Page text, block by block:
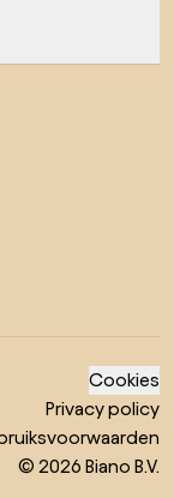
Cookies
Privacy policy
© 2026 Biano B.V.